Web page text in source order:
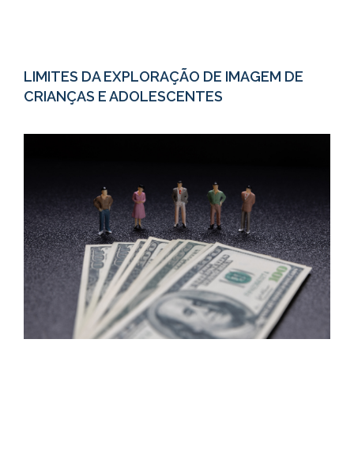
LIMITES DA EXPLORAÇÃO DE IMAGEM DE
CRIANÇAS E ADOLESCENTES